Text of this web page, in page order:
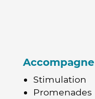
Stimulation
Promenades